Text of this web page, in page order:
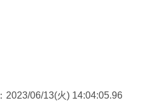
：2023/06/13(火) 14:04:05.96